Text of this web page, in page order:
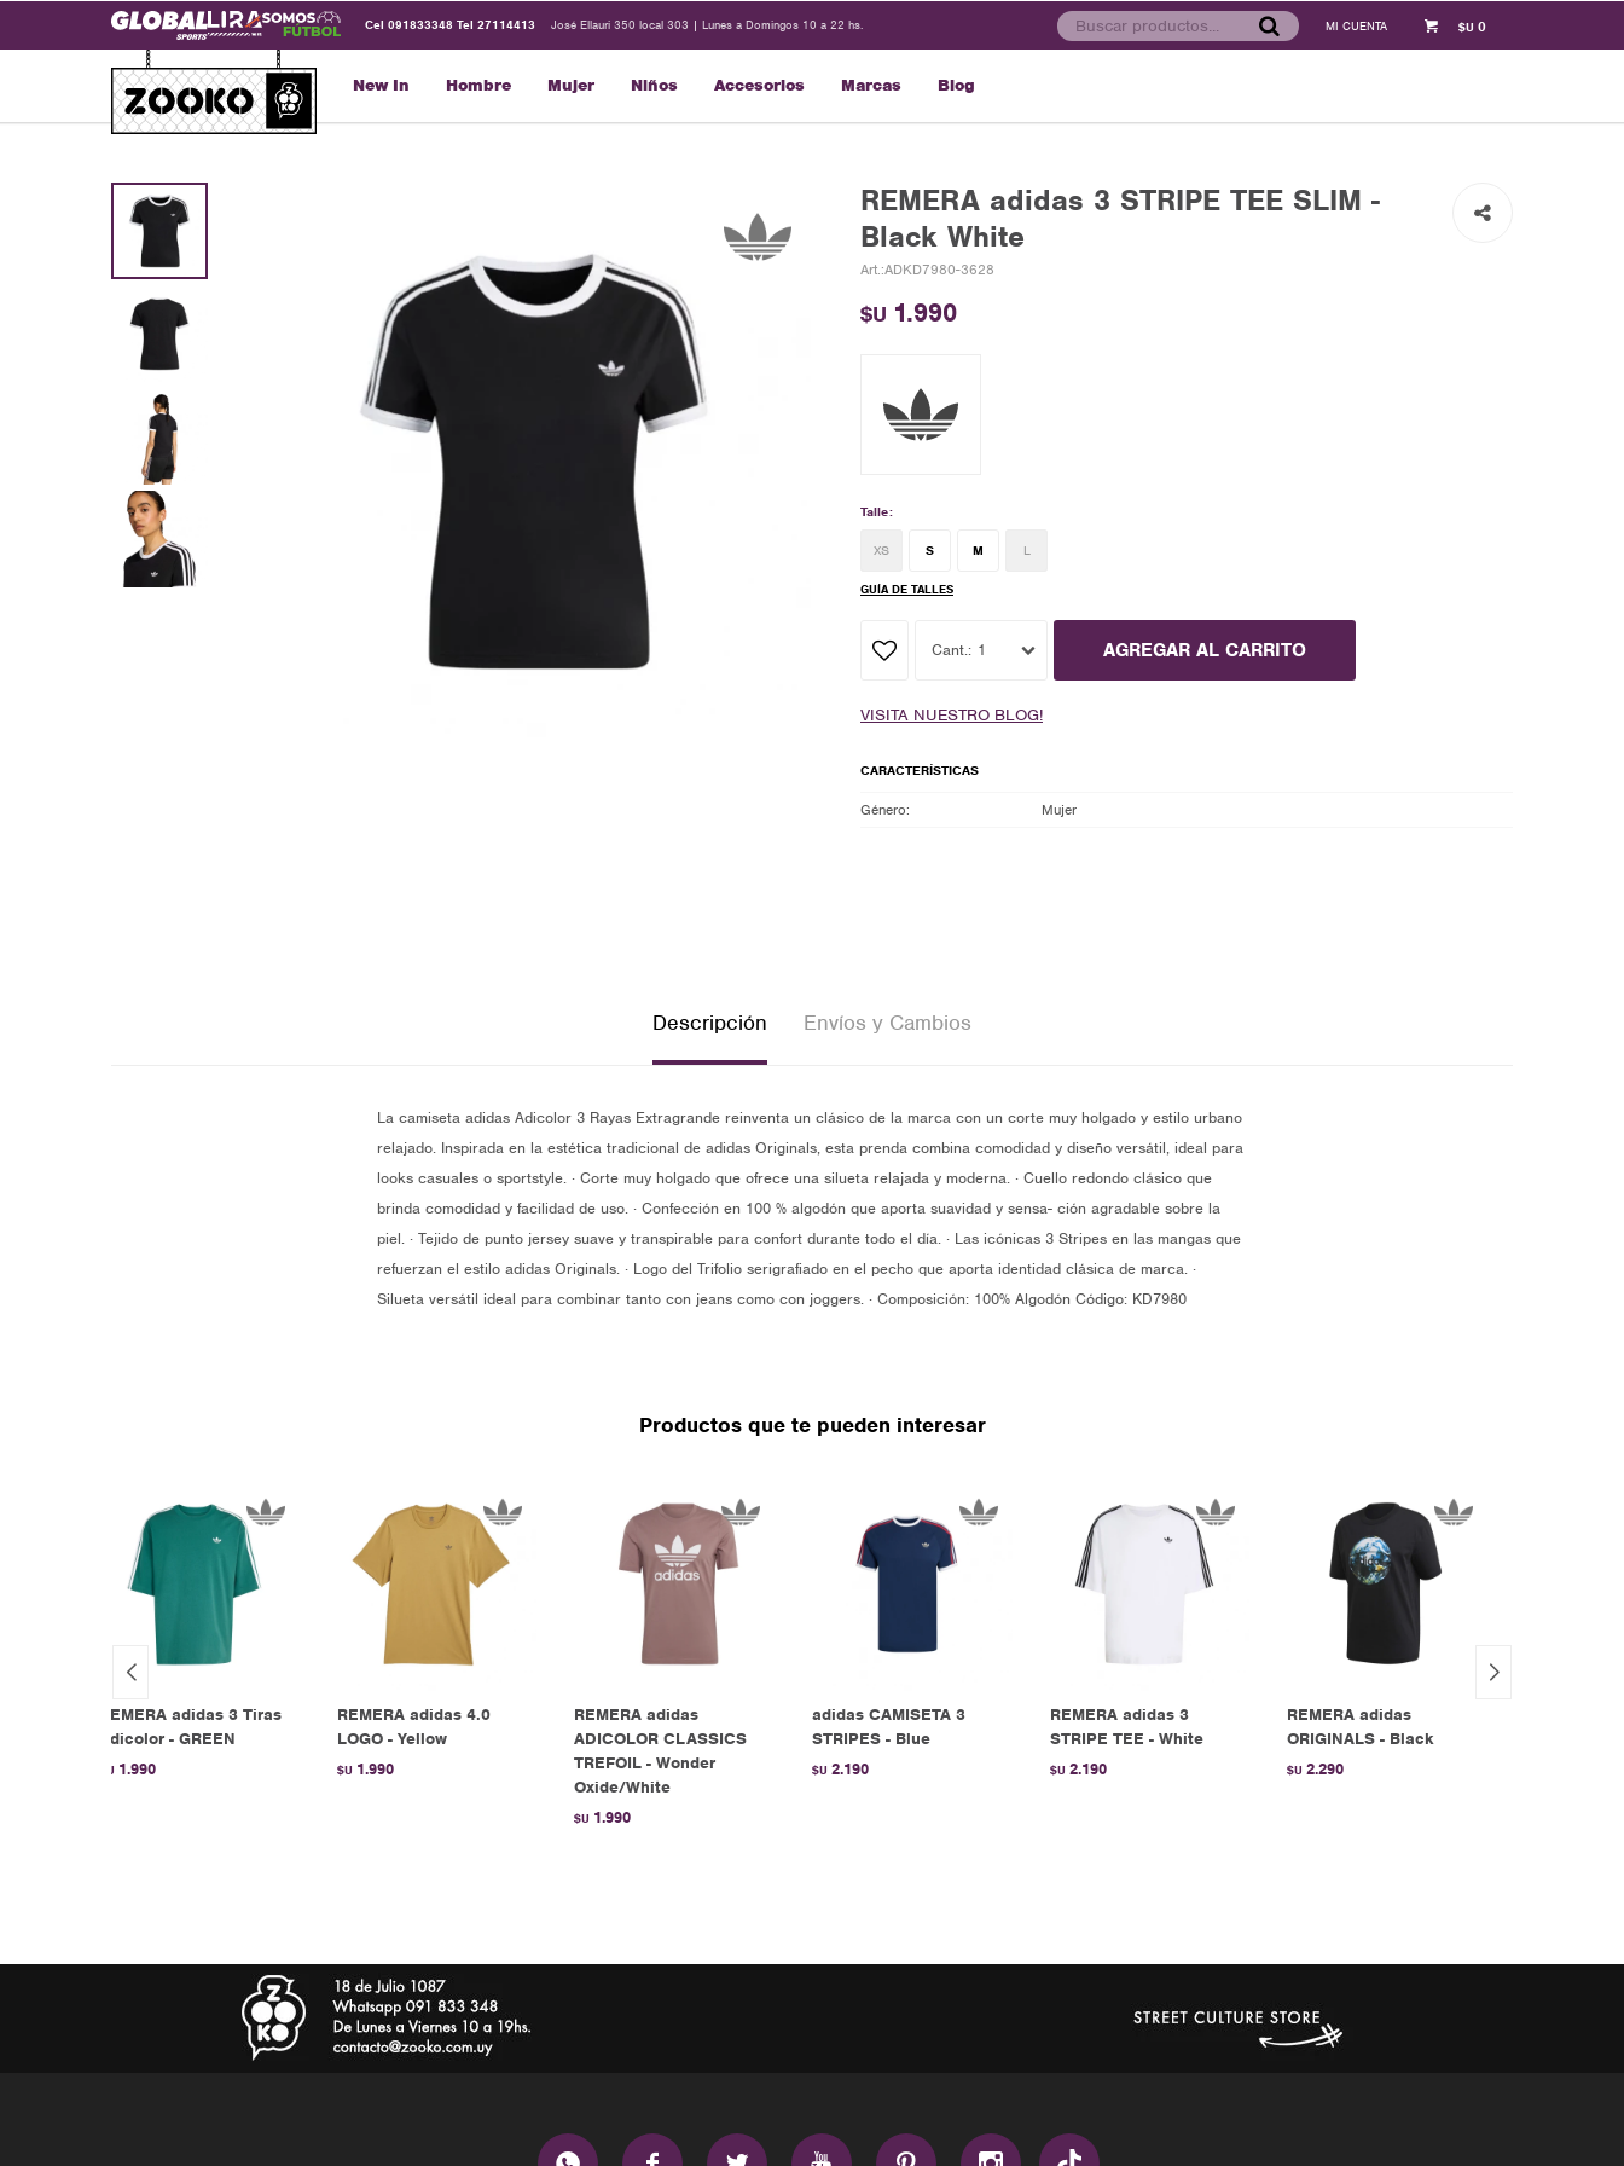
New In Hombre Mujer Niños Accesorios Marcas Blog
$U 0
Cel 091833348 Tel 27114413 José Ellauri 350 local 303 | Lunes a Domingos 10 a 22 hs.
REMERA adidas 3 STRIPE TEE SLIM -
Black White
ADKD7980-3628
$U 1.990
Talle:
XS S M L
GUÍA DE TALLES
1 AGREGAR AL CARRITO
VISITA NUESTRO BLOG!
CARACTERÍSTICAS
Género Mujer
Descripción Envíos y Cambios
La camiseta adidas Adicolor 3 Rayas Extragrande reinventa un clásico de la marca con un corte muy holgado y estilo urbano
relajado. Inspirada en la estética tradicional de adidas Originals, esta prenda combina comodidad y diseño versátil, ideal para
looks casuales o sportstyle. · Corte muy holgado que ofrece una silueta relajada y moderna. · Cuello redondo clásico que
brinda comodidad y facilidad de uso. · Confección en 100 % algodón que aporta suavidad y sensa- ción agradable sobre la
piel. · Tejido de punto jersey suave y transpirable para confort durante todo el día. · Las icónicas 3 Stripes en las mangas que
refuerzan el estilo adidas Originals. · Logo del Trifolio serigrafiado en el pecho que aporta identidad clásica de marca. ·
Silueta versátil ideal para combinar tanto con jeans como con joggers. · Composición: 100% Algodón Código: KD7980
Productos que te pueden interesar
REMERA adidas 3 Tiras
Adicolor - GREEN
$U 1.990
REMERA adidas 4.0
LOGO - Yellow
$U 1.990
REMERA adidas
ADICOLOR CLASSICS
TREFOIL - Wonder
Oxide/White
$U 1.990
adidas CAMISETA 3
STRIPES - Blue
$U 2.190
REMERA adidas 3
STRIPE TEE - White
$U 2.190
REMERA adidas
ORIGINALS - Black
$U 2.290